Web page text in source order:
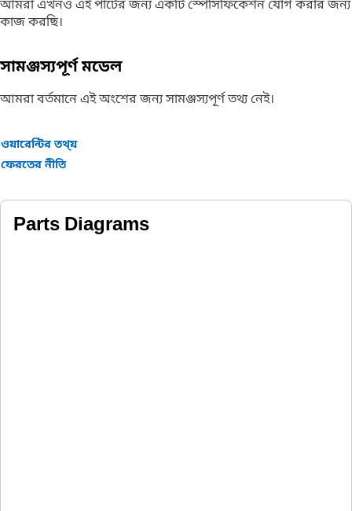
আমরা এখনও এই পার্টের জন্য একটি স্পেসিফিকেশন যোগ করার জন্য
কাজ করছি।
সামঞ্জস্যপূর্ণ মডেল
আমরা বর্তমানে এই অংশের জন্য সামঞ্জস্যপূর্ণ তথ্য নেই।
ওয়ারেন্টির তথ্য়
ফেরতের নীতি
Parts Diagrams